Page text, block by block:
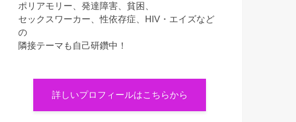
ポリアモリー、発達障害、貧困、
セックスワーカー、性依存症、HIV・エイズなど
の
隣接テーマも自己研鑽中！
詳しいプロフィールはこちらから